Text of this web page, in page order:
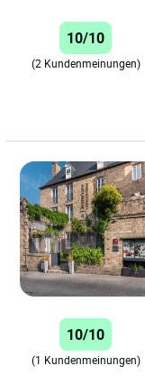
10/10
(2 Kundenmeinungen)
10/10
(1 Kundenmeinungen)